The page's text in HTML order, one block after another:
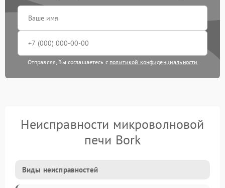
Отправляя, Вы соглашаетесь с политикой конфиденциальности
Неисправности микроволновой
печи Bork
Виды неисправностей